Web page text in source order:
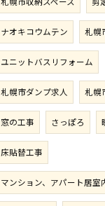
ナオキコウムテン 札幌
ユニットバスリフォーム
札幌市ダンプ求人 札
窓の工事 さっぽろ
床貼替工事
マンション、アパート居室